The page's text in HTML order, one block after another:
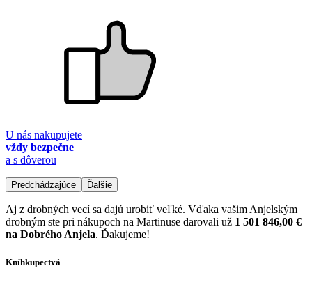
U nás nakupujete
vždy bezpečne
a s dôverou
Predchádzajúce Ďalšie
Aj z drobných vecí sa dajú urobiť veľké. Vďaka vašim Anjelským
drobným ste pri nákupoch na Martinuse darovali už 1 501 846,00 €
na Dobrého Anjela. Ďakujeme!
Kníhkupectvá